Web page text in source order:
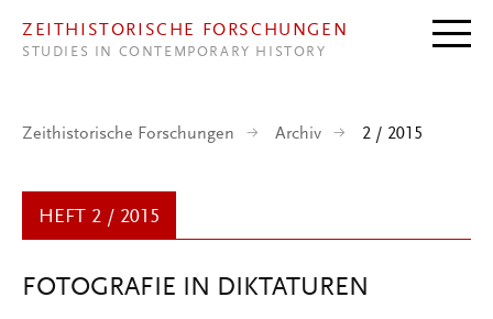
ZEITHISTORISCHE FORSCHUNGEN
STUDIES IN CONTEMPORARY HISTORY
Zeithistorische Forschungen Archiv 2 / 2015
HEFT 2 / 2015
FOTOGRAFIE IN DIKTATUREN